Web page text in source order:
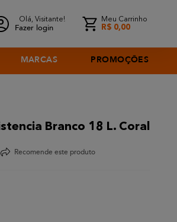
Olá, Visitante!
Fazer login
Meu Carrinho
R$ 0,00
MARCAS PROMOÇÕES
Branco 18 L. Coral
Recomende este produto